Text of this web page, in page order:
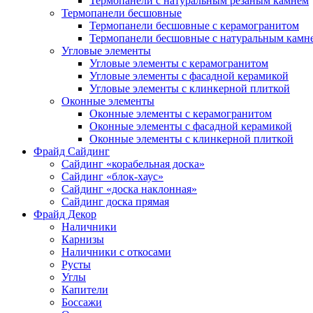
Термопанели бесшовные
Термопанели бесшовные с керамогранитом
Термопанели бесшовные с натуральным
Угловые элементы
Угловые элементы с керамогранитом
Угловые элементы с фасадной керамикой
Угловые элементы с клинкерной плиткой
Оконные элементы
Оконные элементы с керамогранитом
Оконные элементы с фасадной керамикой
Оконные элементы с клинкерной плиткой
Фрайд Сайдинг
Сайдинг «корабельная доска»
Сайдинг «блок-хаус»
Сайдинг «доска наклонная»
Сайдинг доска прямая
Фрайд Декор
Наличники
Карнизы
Наличники с откосами
Русты
Углы
Капители
Боссажи